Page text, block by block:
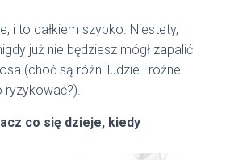
i to całkiem szybko. Niestety,
już nie będziesz mógł zapalić
(choć są różni ludzie i różne
ryzykować?).
co się dzieje, kiedy